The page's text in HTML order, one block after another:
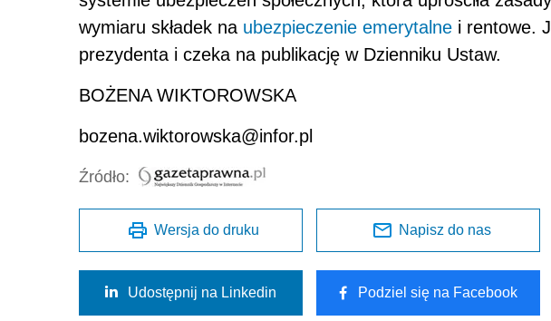
wymiaru składek na ubezpieczenie emerytalne i rentowe.
prezydenta i czeka na publikację w Dzienniku Ustaw.
BOŻENA WIKTOROWSKA
bozena.wiktorowska@infor.pl
Źródło:
Wersja do druku Napisz do nas
Udostępnij na Linkedin Podziel się na Facebook